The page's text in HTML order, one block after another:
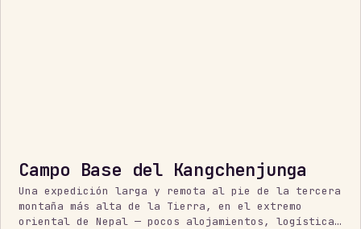
Campo Base del Kangchenjunga
Una expedición larga y remota al pie de la tercera
montaña más alta de la Tierra, en el extremo
oriental de Nepal — pocos alojamientos, logística